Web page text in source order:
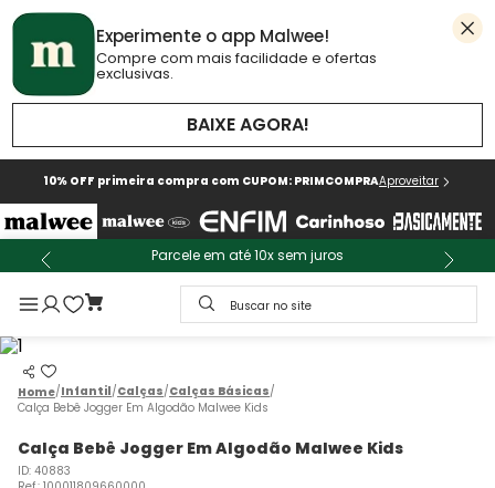
Experimente o app Malwee!
Compre com mais facilidade e ofertas
exclusivas.
BAIXE AGORA!
10% OFF primeira compra com CUPOM: PRIMCOMPRAAproveitar
Parcele em até 10x sem juros
Buscar no site
Infantil Calças Calças Básicas
Calça Bebê Jogger Em Algodão Malwee Kids
Calça Bebê Jogger Em Algodão Malwee Kids
ID: 40883